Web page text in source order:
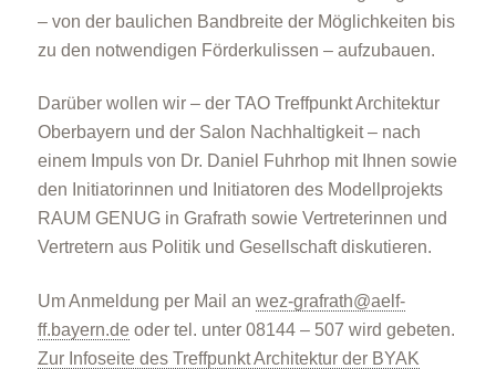
– von der baulichen Bandbreite der Möglichkeiten bis
zu den notwendigen Förderkulissen – aufzubauen.
Darüber wollen wir – der TAO Treffpunkt Architektur
Oberbayern und der Salon Nachhaltigkeit – nach
einem Impuls von Dr. Daniel Fuhrhop mit Ihnen sowie
den Initiatorinnen und Initiatoren des Modellprojekts
RAUM GENUG in Grafrath sowie Vertreterinnen und
Vertretern aus Politik und Gesellschaft diskutieren.
Um Anmeldung per Mail an wez-grafrath@aelf-
ff.bayern.deoder tel. unter 08144 – 507 wird gebeten.
Zur Infoseite des Treffpunkt Architektur der BYAK